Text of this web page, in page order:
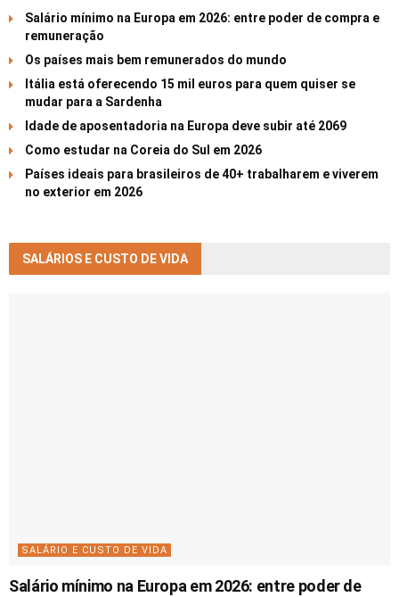
Salário mínimo na Europa em 2026: entre poder de compra e
remuneração
Os países mais bem remunerados do mundo
Itália está oferecendo 15 mil euros para quem quiser se
mudar para a Sardenha
Idade de aposentadoria na Europa deve subir até 2069
Como estudar na Coreia do Sul em 2026
Países ideais para brasileiros de 40+ trabalharem e viverem
no exterior em 2026
SALÁRIOS E CUSTO DE VIDA
SALÁRIO E CUSTO DE VIDA
Salário mínimo na Europa em 2026: entre poder de